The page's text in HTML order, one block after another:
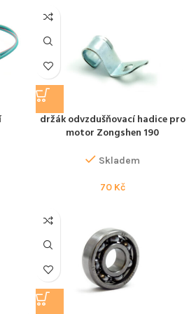
držák odvzdušňovací hadice pro
motor Zongshen 190
Skladem
70 Kč